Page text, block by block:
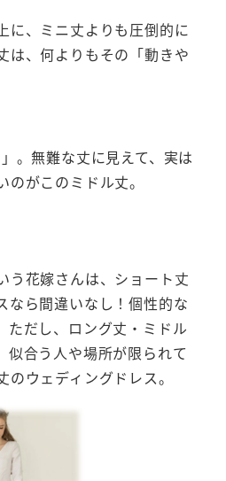
に、ミニ丈よりも圧倒的に
は、何よりもその「動きや
。無難な丈に見えて、実は
がこのミドル丈。
う花嫁さんは、ショート丈
なら間違いなし！個性的な
ただし、ロング丈・ミドル
似合う人や場所が限られて
のウェディングドレス。